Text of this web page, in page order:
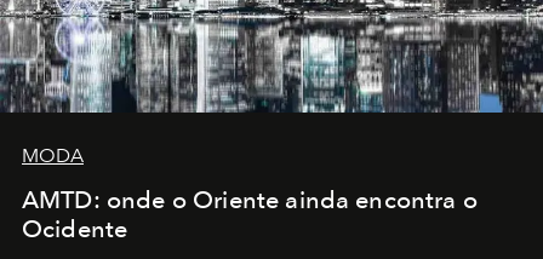
MODA
AMTD: onde o Oriente ainda encontra o
Ocidente